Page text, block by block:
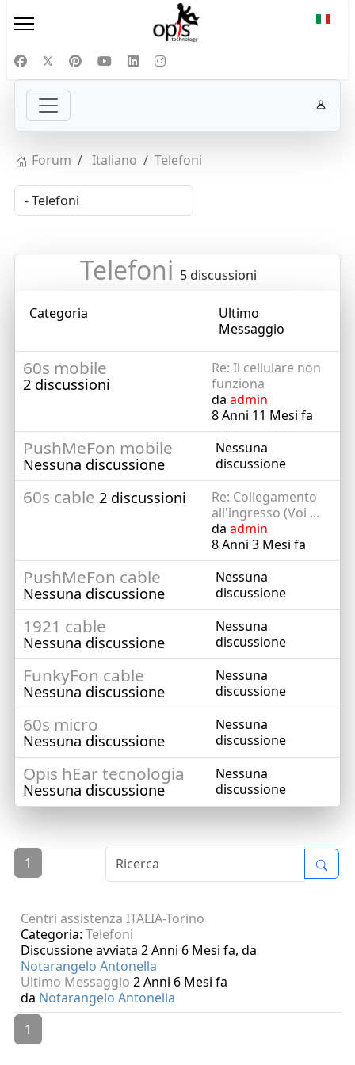
Forum Italiano Telefoni
Telefoni 5 discussioni
Categoria
Ultimo
Messaggio
60s mobile
2 discussioni
Re: Il cellulare non
funziona
da admin
8 Anni 11 Mesi fa
PushMeFon mobile
Nessuna discussione
Nessuna
discussione
60s cable 2 discussioni
Re: Collegamento
all'ingresso (Voi ...
da admin
8 Anni 3 Mesi fa
PushMeFon cable
Nessuna discussione
Nessuna
discussione
1921 cable
Nessuna discussione
Nessuna
discussione
FunkyFon cable
Nessuna discussione
Nessuna
discussione
60s micro
Nessuna discussione
Nessuna
discussione
Opis hEar tecnologia
Nessuna discussione
Nessuna
discussione
1
Centri assistenza ITALIA-Torino
Categoria: Telefoni
Discussione avviata 2 Anni 6 Mesi fa, da
Notarangelo Antonella
Ultimo Messaggio 2 Anni 6 Mesi fa
da Notarangelo Antonella
1